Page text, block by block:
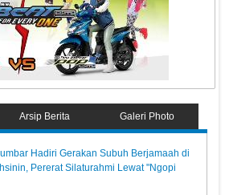
Arsip Berita Galeri Photo
Hadiri Gerakan Subuh Berjamaah di
Pererat Silaturahmi Lewat "Ngopi